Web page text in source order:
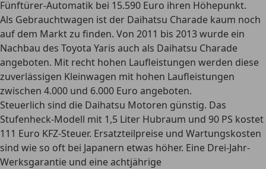
Fünftürer-Automatik bei 15.590 Euro ihren Höhepunkt.
Als Gebrauchtwagen ist der Daihatsu Charade kaum noch
auf dem Markt zu finden. Von 2011 bis 2013 wurde ein
Nachbau des Toyota Yaris auch als Daihatsu Charade
angeboten. Mit recht hohen Laufleistungen werden diese
zuverlässigen Kleinwagen mit hohen Laufleistungen
zwischen 4.000 und 6.000 Euro angeboten.
Steuerlich sind die Daihatsu Motoren günstig. Das
Stufenheck-Modell mit 1,5 Liter Hubraum und 90 PS kostet
111 Euro KFZ-Steuer. Ersatzteilpreise und Wartungskosten
sind wie so oft bei Japanern etwas höher. Eine Drei-Jahr-
Werksgarantie und eine achtjährige